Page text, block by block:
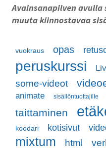
Avainsanapilven
muuta kiinnostavaa
vuokraus opas
peruskurssi
some-videot
animate sisällöntuottajille
taittaminen
koodari kotisivut
mixtum html